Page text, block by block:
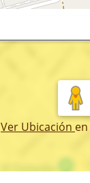
Ver Ubicación en